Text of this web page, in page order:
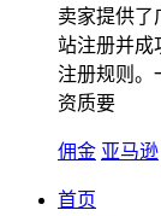
卖家提供了
站注册并成
注册规则。
资质要
佣金 亚马逊
首页